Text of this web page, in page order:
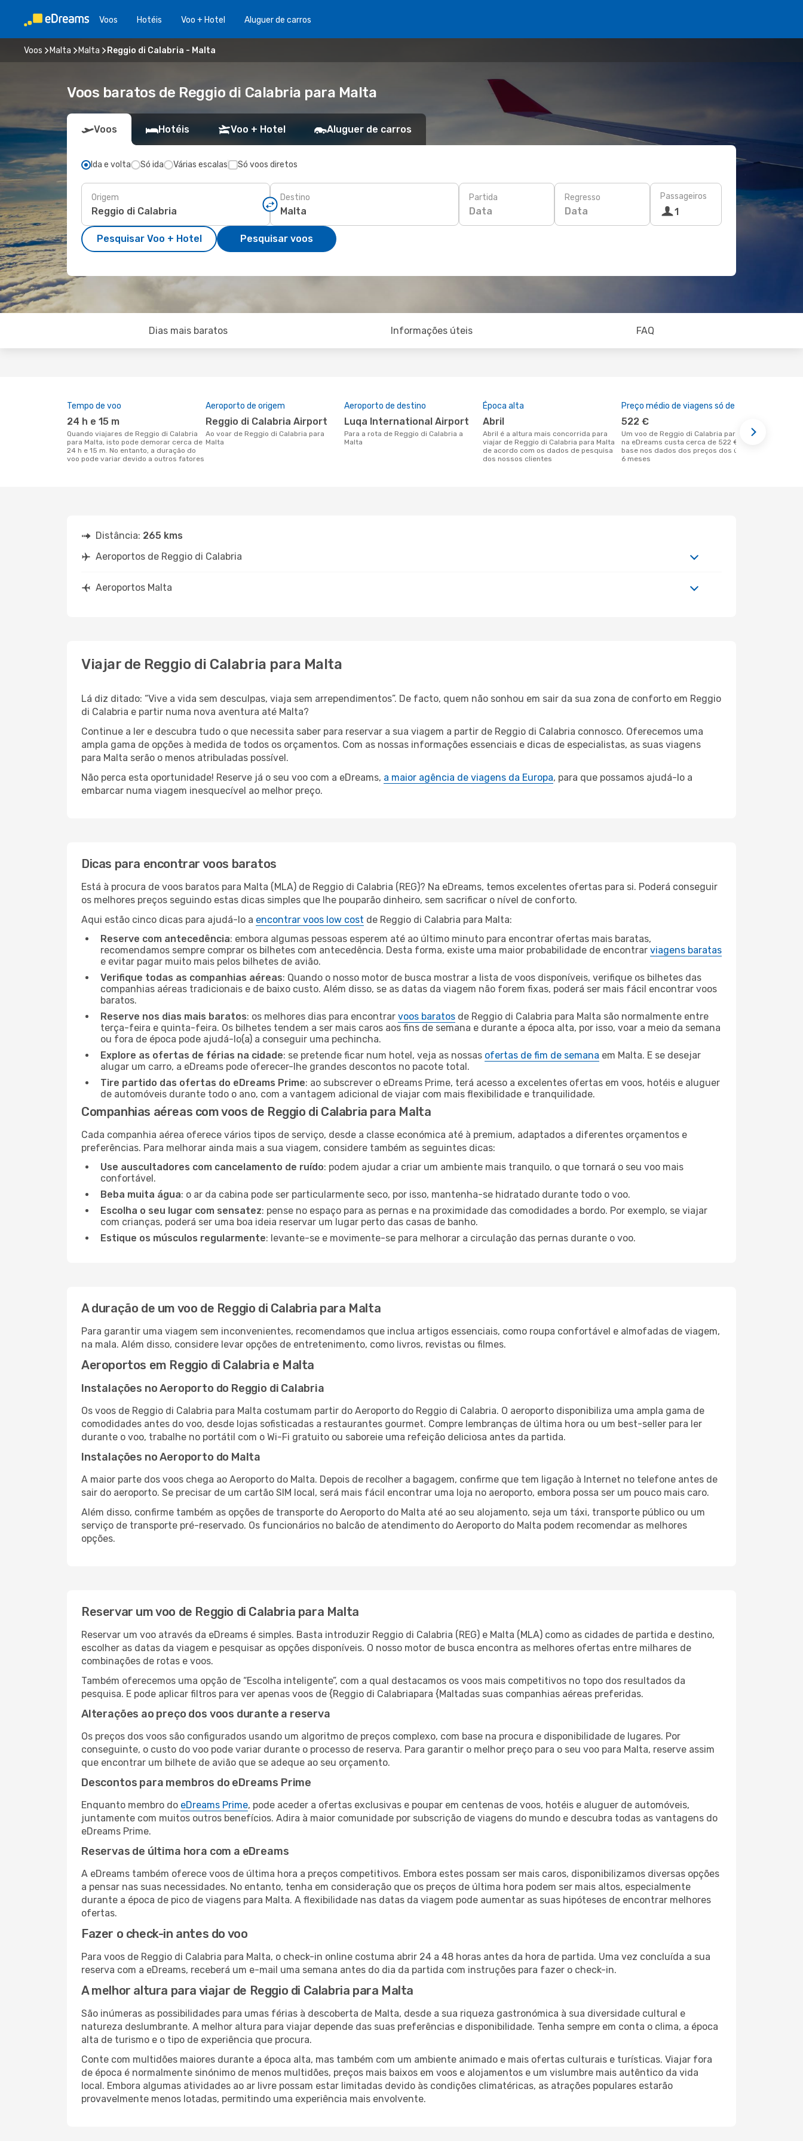
Voos Hotéis Voo + Hotel Aluguer de carros
Voos Malta Malta Reggio di Calabria - Malta
Voos baratos de Reggio di Calabria para Malta
Voos Hotéis Voo + Hotel Aluguer de carros
Ida e volta Só ida Várias escalas Só voos diretos
Origem Destino Partida
Data
Regresso
Data
Passageiros
1
Pesquisar Voo + Hotel Pesquisar voos
Dias mais baratos Informações úteis FAQ
Tempo de voo
24 h e 15 m
Quando viajares de Reggio di Calabria
para Malta, isto pode demorar cerca de
24 h e 15 m. No entanto, a duração do
voo pode variar devido a outros fatores
Aeroporto de origem
Reggio di Calabria Airport
Ao voar de Reggio di Calabria para
Malta
Aeroporto de destino
Luqa International Airport
Para a rota de Reggio di Calabria a
Malta
Época alta
abril
abril é a altura mais concorrida para
viajar de Reggio di Calabria para Malta
de acordo com os dados de pesquisa
dos nossos clientes
Preço médio de viagens só de ida
522 €
Um voo de Reggio di Calabria para Malta
na eDreams custa cerca de 522 €, com
base nos dados dos preços dos últimos
6 meses
Distância: 265 kms
Aeroportos de Reggio di Calabria
Aeroportos Malta
Viajar de Reggio di Calabria para Malta
Lá diz ditado: “Vive a vida sem desculpas, viaja sem arrependimentos”. De facto, quem não sonhou em sair da sua zona de conforto em Reggio
di Calabria e partir numa nova aventura até Malta?
Continue a ler e descubra tudo o que necessita saber para reservar a sua viagem a partir de Reggio di Calabria connosco. Oferecemos uma
ampla gama de opções à medida de todos os orçamentos. Com as nossas informações essenciais e dicas de especialistas, as suas viagens
para Malta serão o menos atribuladas possível.
Não perca esta oportunidade! Reserve já o seu voo com a eDreams, a maior agência de viagens da Europa, para que possamos ajudá-lo a
embarcar numa viagem inesquecível ao melhor preço.
Dicas para encontrar voos baratos
Está à procura de voos baratos para Malta (MLA) de Reggio di Calabria (REG)? Na eDreams, temos excelentes ofertas para si. Poderá conseguir
os melhores preços seguindo estas dicas simples que lhe pouparão dinheiro, sem sacrificar o nível de conforto.
Aqui estão cinco dicas para ajudá-lo a encontrar voos low cost de Reggio di Calabria para Malta:
Reserve com antecedência: embora algumas pessoas esperem até ao último minuto para encontrar ofertas mais baratas,
recomendamos sempre comprar os bilhetes com antecedência. Desta forma, existe uma maior probabilidade de encontrar viagens baratas
e evitar pagar muito mais pelos bilhetes de avião.
Verifique todas as companhias aéreas: Quando o nosso motor de busca mostrar a lista de voos disponíveis, verifique os bilhetes das
companhias aéreas tradicionais e de baixo custo. Além disso, se as datas da viagem não forem fixas, poderá ser mais fácil encontrar voos
baratos.
Reserve nos dias mais baratos: os melhores dias para encontrar voos baratos de Reggio di Calabria para Malta são normalmente entre
terça-feira e quinta-feira. Os bilhetes tendem a ser mais caros aos fins de semana e durante a época alta, por isso, voar a meio da semana
ou fora de época pode ajudá-lo(a) a conseguir uma pechincha.
Explore as ofertas de férias na cidade: se pretende ficar num hotel, veja as nossas ofertas de fim de semana em Malta. E se desejar
alugar um carro, a eDreams pode oferecer-lhe grandes descontos no pacote total.
Tire partido das ofertas do eDreams Prime: ao subscrever o eDreams Prime, terá acesso a excelentes ofertas em voos, hotéis e aluguer
de automóveis durante todo o ano, com a vantagem adicional de viajar com mais flexibilidade e tranquilidade.
Companhias aéreas com voos de Reggio di Calabria para Malta
Cada companhia aérea oferece vários tipos de serviço, desde a classe económica até à premium, adaptados a diferentes orçamentos e
preferências. Para melhorar ainda mais a sua viagem, considere também as seguintes dicas:
Use auscultadores com cancelamento de ruído: podem ajudar a criar um ambiente mais tranquilo, o que tornará o seu voo mais
confortável.
Beba muita água: o ar da cabina pode ser particularmente seco, por isso, mantenha-se hidratado durante todo o voo.
Escolha o seu lugar com sensatez: pense no espaço para as pernas e na proximidade das comodidades a bordo. Por exemplo, se viajar
com crianças, poderá ser uma boa ideia reservar um lugar perto das casas de banho.
Estique os músculos regularmente: levante-se e movimente-se para melhorar a circulação das pernas durante o voo.
A duração de um voo de Reggio di Calabria para Malta
Para garantir uma viagem sem inconvenientes, recomendamos que inclua artigos essenciais, como roupa confortável e almofadas de viagem,
na mala. Além disso, considere levar opções de entretenimento, como livros, revistas ou filmes.
Aeroportos em Reggio di Calabria e Malta
Instalações no Aeroporto do Reggio di Calabria
Os voos de Reggio di Calabria para Malta costumam partir do Aeroporto do Reggio di Calabria. O aeroporto disponibiliza uma ampla gama de
comodidades antes do voo, desde lojas sofisticadas a restaurantes gourmet. Compre lembranças de última hora ou um best-seller para ler
durante o voo, trabalhe no portátil com o Wi-Fi gratuito ou saboreie uma refeição deliciosa antes da partida.
Instalações no Aeroporto do Malta
A maior parte dos voos chega ao Aeroporto do Malta. Depois de recolher a bagagem, confirme que tem ligação à Internet no telefone antes de
sair do aeroporto. Se precisar de um cartão SIM local, será mais fácil encontrar uma loja no aeroporto, embora possa ser um pouco mais caro.
Além disso, confirme também as opções de transporte do Aeroporto do Malta até ao seu alojamento, seja um táxi, transporte público ou um
serviço de transporte pré-reservado. Os funcionários no balcão de atendimento do Aeroporto do Malta podem recomendar as melhores
opções.
Reservar um voo de Reggio di Calabria para Malta
Reservar um voo através da eDreams é simples. Basta introduzir Reggio di Calabria (REG) e Malta (MLA) como as cidades de partida e destino,
escolher as datas da viagem e pesquisar as opções disponíveis. O nosso motor de busca encontra as melhores ofertas entre milhares de
combinações de rotas e voos.
Também oferecemos uma opção de “Escolha inteligente”, com a qual destacamos os voos mais competitivos no topo dos resultados da
pesquisa. E pode aplicar filtros para ver apenas voos de {Reggio di Calabriapara {Maltadas suas companhias aéreas preferidas.
Alterações ao preço dos voos durante a reserva
Os preços dos voos são configurados usando um algoritmo de preços complexo, com base na procura e disponibilidade de lugares. Por
conseguinte, o custo do voo pode variar durante o processo de reserva. Para garantir o melhor preço para o seu voo para Malta, reserve assim
que encontrar um bilhete de avião que se adeque ao seu orçamento.
Descontos para membros do eDreams Prime
Enquanto membro do eDreams Prime, pode aceder a ofertas exclusivas e poupar em centenas de voos, hotéis e aluguer de automóveis,
juntamente com muitos outros benefícios. Adira à maior comunidade por subscrição de viagens do mundo e descubra todas as vantagens do
eDreams Prime.
Reservas de última hora com a eDreams
A eDreams também oferece voos de última hora a preços competitivos. Embora estes possam ser mais caros, disponibilizamos diversas opções
a pensar nas suas necessidades. No entanto, tenha em consideração que os preços de última hora podem ser mais altos, especialmente
durante a época de pico de viagens para Malta. A flexibilidade nas datas da viagem pode aumentar as suas hipóteses de encontrar melhores
ofertas.
Fazer o check-in antes do voo
Para voos de Reggio di Calabria para Malta, o check-in online costuma abrir 24 a 48 horas antes da hora de partida. Uma vez concluída a sua
reserva com a eDreams, receberá um e-mail uma semana antes do dia da partida com instruções para fazer o check-in.
A melhor altura para viajar de Reggio di Calabria para Malta
São inúmeras as possibilidades para umas férias à descoberta de Malta, desde a sua riqueza gastronómica à sua diversidade cultural e
natureza deslumbrante. A melhor altura para viajar depende das suas preferências e disponibilidade. Tenha sempre em conta o clima, a época
alta de turismo e o tipo de experiência que procura.
Conte com multidões maiores durante a época alta, mas também com um ambiente animado e mais ofertas culturais e turísticas. Viajar fora
de época é normalmente sinónimo de menos multidões, preços mais baixos em voos e alojamentos e um vislumbre mais autêntico da vida
local. Embora algumas atividades ao ar livre possam estar limitadas devido às condições climatéricas, as atrações populares estarão
provavelmente menos lotadas, permitindo uma experiência mais envolvente.